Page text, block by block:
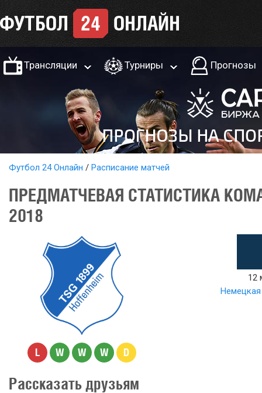
Трансляции Турниры Прогнозы
Футбол 24 Онлайн Расписание матчей
ПРЕДМАТЧЕВАЯ СТАТИСТИКА
2018
L W W W D
12
Немецкая
Рассказать друзьям